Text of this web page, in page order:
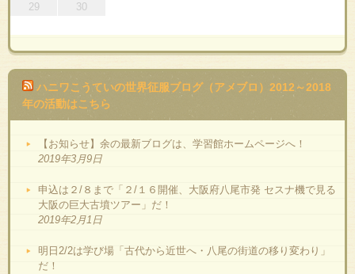
29
30
ハニワこうていの世界征服ブログ（アメブロ）2012～2018
年の活動はこちら
【お知らせ】余の最新ブログは、学習館ホームページへ！
2019年3月9日
申込は２/８まで「２/１６開催、大阪府八尾市発 セスナ機で見る
大阪の巨大古墳ツアー」だ！
2019年2月1日
明日2/2は学び場「古代から近世へ・八尾の街道の移り変わり」
だ！